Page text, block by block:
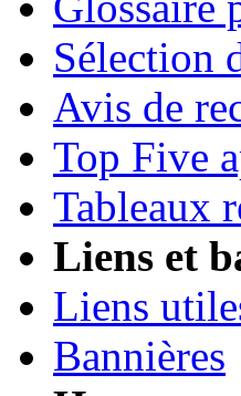
Sélection
Avis de
Top Five
Tableaux
Liens et
Liens
Bannières